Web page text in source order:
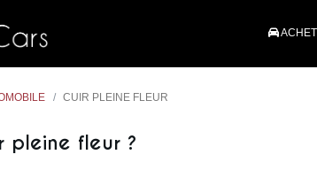
CUIR PLEINE FLEUR
pleine fleur ?